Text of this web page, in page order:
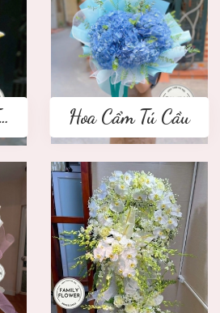
Cầm Cô Dâu Hoa Cẩm Tú Cầu